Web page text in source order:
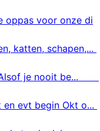
oppas voor onze di
katten, schapen,...
je nooit be...
evt begin Okt o...